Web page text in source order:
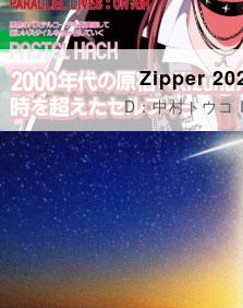
Zipper
D：中村トウ